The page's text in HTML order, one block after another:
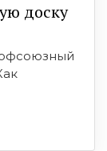
доску